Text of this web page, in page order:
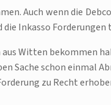
Auch wenn die
Inkasso
aus Witten bekommen
Sache schon einmal
zu Recht